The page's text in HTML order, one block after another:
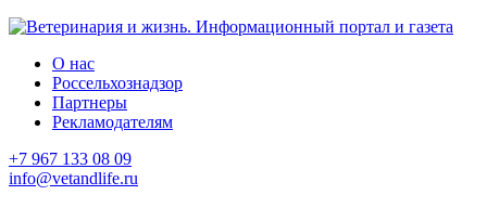
О нас
Россельхознадзор
Партнеры
Рекламодателям
+7 967 133 08 09
info@vetandlife.ru